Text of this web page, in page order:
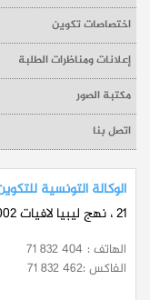
اختصاصات تكوين
إعلانات ومناظرات الطلبة
مكتبة الصور
اتصل بنا
الوكالة التونسية
21 ، نهج ليبيا لافيات 1002 تونس
الهاتف : 71 832 404
الفاكس :71 832 462